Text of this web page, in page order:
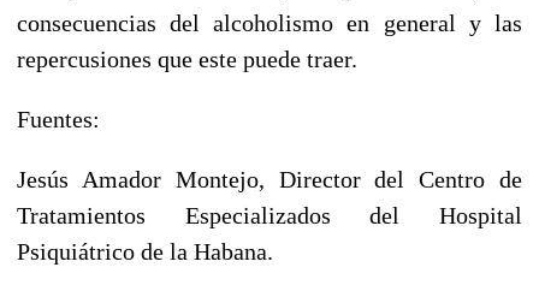
consecuencias del alcoholismo en general y las
repercusiones que este puede traer.
Fuentes:
Jesús Amador Montejo, Director del Centro de
Tratamientos Especializados del Hospital
Psiquiátrico de la Habana.